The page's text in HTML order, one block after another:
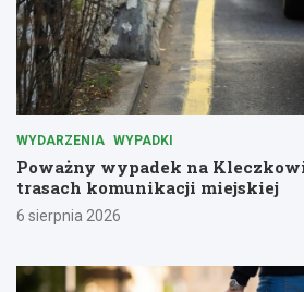
WYDARZENIA WYPADKI
Poważny wypadek na
trasach komunikacji miejskiej
6 sierpnia 2026